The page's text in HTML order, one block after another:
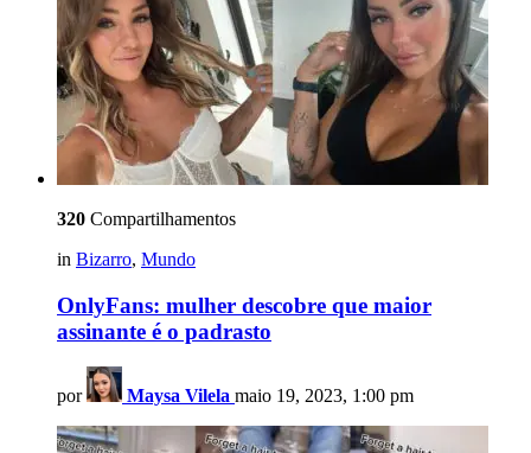
320 Compartilhamentos
in Bizarro, Mundo
OnlyFans: mulher descobre que maior
assinante é o padrasto
por Maysa Vilela maio 19, 2023, 1:00 pm